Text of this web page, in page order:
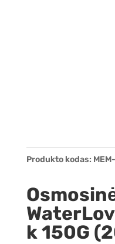
Produkto kodas:
k 150G